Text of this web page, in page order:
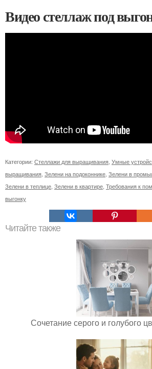
Видео стеллаж под
Категории: Стеллажи для выращивания Умные
выращивания Зелени на подоконнике Зелени в
Зелени в теплице Зелени в квартире Требования к
выгонку
Читайте также
Сочетание серого и голубого